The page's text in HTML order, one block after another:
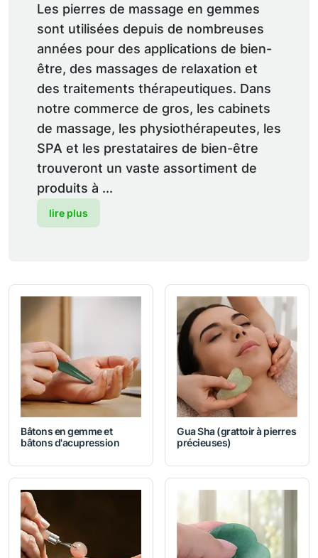
Les pierres de massage en gemmes
sont utilisées depuis de nombreuses
années pour des applications de bien-
être, des massages de relaxation et
des traitements thérapeutiques. Dans
notre commerce de gros, les cabinets
de massage, les physiothérapeutes, les
SPA et les prestataires de bien-être
trouveront un vaste assortiment de
produits à ...
lire plus
Bâtons en gemme et
bâtons d'acupression
Gua Sha (grattoir à pierres
précieuses)